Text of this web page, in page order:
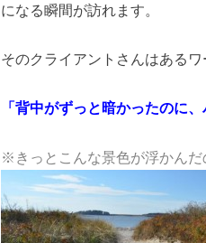
になる瞬間が訪れます。
そのクライアントさんはある
「背中がずっと暗かったのに
※きっとこんな景色が浮かんだ